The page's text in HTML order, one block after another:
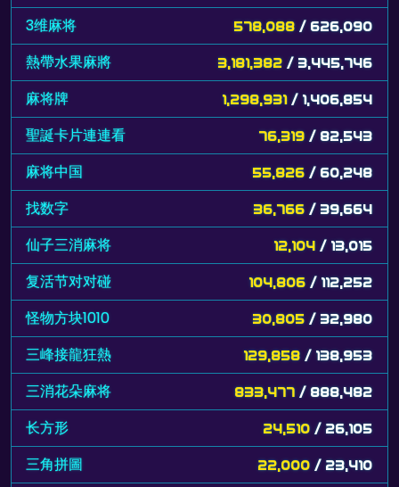
3维麻将 578,088 / 626,090
熱帶水果麻將 3,181,382 / 3,445,746
麻将牌 1,298,931 / 1,406,854
聖誕卡片連連看 76,319 / 82,543
麻将中国 55,826 / 60,248
找数字 36,766 / 39,664
仙子三消麻将 12,104 / 13,015
复活节对对碰 104,806 / 112,252
怪物方块1010 30,805 / 32,980
三峰接龍狂熱 129,858 / 138,953
三消花朵麻将 833,477 / 888,482
长方形 24,510 / 26,105
三角拼圖 22,000 / 23,410